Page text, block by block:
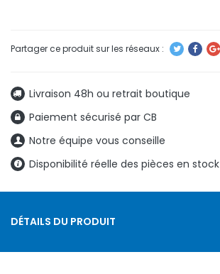
Livraison 48h ou retrait boutique
Paiement sécurisé par CB
Notre équipe vous conseille
Disponibilité réelle des pièces en stock
DÉTAILS DU PRODUIT